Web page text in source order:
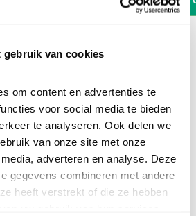
gebruik van cookies
om content en advertenties te
voor social media te bieden
te analyseren. Ook delen we
van onze site met onze
adverteren en analyse. Deze
gegevens combineren met andere
heeft verstrekt of die ze hebben